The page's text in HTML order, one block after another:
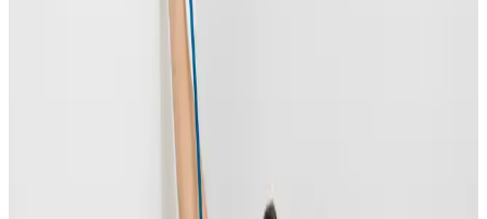
Uforpligtende rådgivning og skimmelvurdering